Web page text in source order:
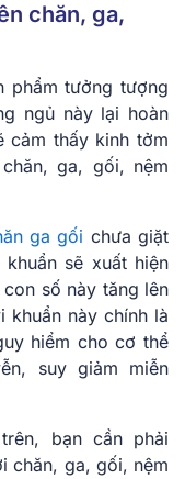
chăn, ga,
phẩm tưởng tượng
ngủ này lại hoàn
cảm thấy kinh tởm
ga, gối, nệm
ga gối chưa giặt
sẽ xuất hiện
số này tăng lên
khuẩn này chính là
hiểm cho cơ thể
suy giảm miễn
bạn cần phải
chăn, ga, gối, nệm